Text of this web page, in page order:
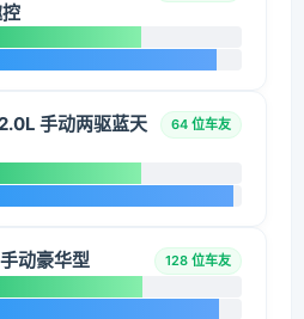
手动两驱蓝天
64 位车友
动豪华型 128 位车友